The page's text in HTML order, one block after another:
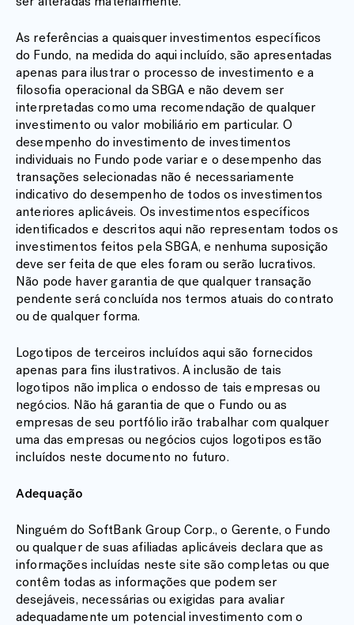
As referências a quaisquer investimentos específicos
do Fundo, na medida do aqui incluído, são apresentadas
apenas para ilustrar o processo de investimento e a
filosofia operacional da SBGA e não devem ser
interpretadas como uma recomendação de qualquer
investimento ou valor mobiliário em particular. O
desempenho do investimento de investimentos
individuais no Fundo pode variar e o desempenho das
transações selecionadas não é necessariamente
indicativo do desempenho de todos os investimentos
anteriores aplicáveis. Os investimentos específicos
identificados e descritos aqui não representam todos os
investimentos feitos pela SBGA, e nenhuma suposição
deve ser feita de que eles foram ou serão lucrativos.
Não pode haver garantia de que qualquer transação
pendente será concluída nos termos atuais do contrato
ou de qualquer forma.
Logotipos de terceiros incluídos aqui são fornecidos
apenas para fins ilustrativos. A inclusão de tais
logotipos não implica o endosso de tais empresas ou
negócios. Não há garantia de que o Fundo ou as
empresas de seu portfólio irão trabalhar com qualquer
uma das empresas ou negócios cujos logotipos estão
incluídos neste documento no futuro.
Adequação
Ninguém do SoftBank Group Corp., o Gerente, o Fundo
ou qualquer de suas afiliadas aplicáveis declara que as
informações incluídas neste site são completas ou que
contêm todas as informações que podem ser
desejáveis, necessárias ou exigidas para avaliar
adequadamente um potencial investimento com o